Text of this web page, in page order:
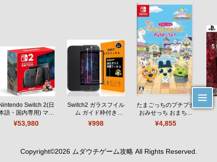
Switch 2(日
語・国内専用) マリ
カート ワールド セ
ット
¥53,980
Switch2 ガラスフイル
ム ガイド枠付き
【Seninhi 】【2枚セ
¥998
たまごっちのプチプチ
おみせっち おまちど
～さま！
¥4,855
Copyright©2026 ムダウチゲーム攻略All Rights Reserved.